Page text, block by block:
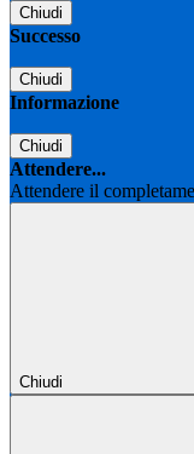
Chiudi
Successo
Chiudi
Informazione
Chiudi
Attendere...
Attendere il
Chiudi